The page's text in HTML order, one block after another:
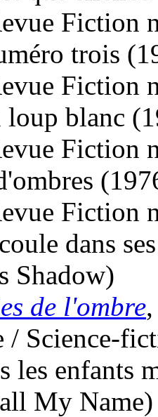
Fiction
trois
Fiction
blanc
Fiction
Fiction
dans
Shadow)
de l'ombre
/ Science-
les enfants
My Name)